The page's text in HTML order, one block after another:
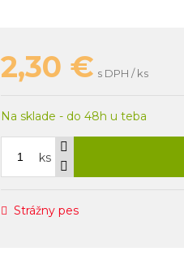
2,30 € s DPH / ks
Na sklade - do 48h u teba
ks
Strážny pes